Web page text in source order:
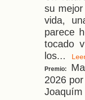
su
vida,
parece
tocado
los...
Premio:
2026
Joaquím